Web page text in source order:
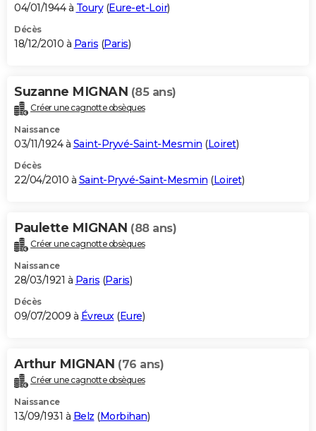
04/01/1944 à Toury(Eure-et-Loir)
Décès
18/12/2010 à Paris (Paris)
Suzanne MIGNAN (85 ans)
Créer une cagnotte obsèques
Naissance
03/11/1924 à Saint-Pryvé-Saint-Mesmin (Loiret)
Décès
22/04/2010 à Saint-Pryvé-Saint-Mesmin (Loiret)
Paulette MIGNAN (88 ans)
Créer une cagnotte obsèques
Naissance
28/03/1921 à Paris (Paris)
Décès
09/07/2009 à Évreux(Eure)
Arthur MIGNAN (76 ans)
Créer une cagnotte obsèques
Naissance
13/09/1931 à Belz (Morbihan)